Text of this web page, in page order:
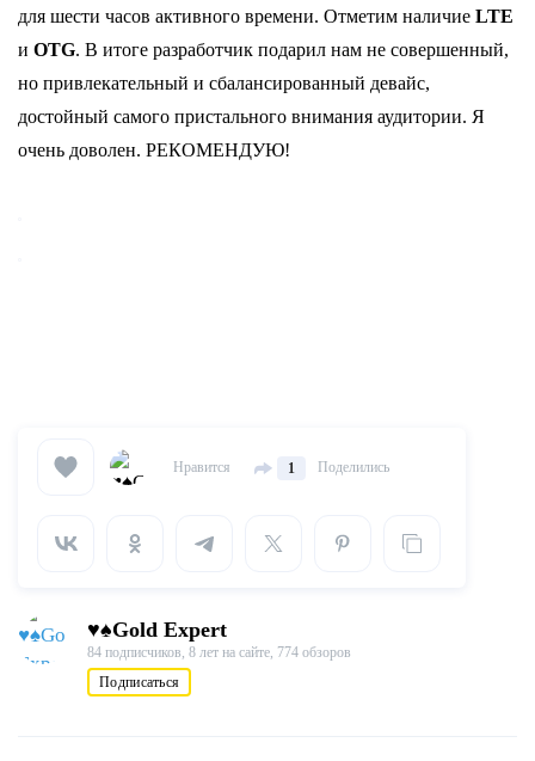
для шести часов активного времени. Отметим наличие LTE
и OTG. В итоге разработчик подарил нам не совершенный,
но привлекательный и сбалансированный девайс,
достойный самого пристального внимания аудитории. Я
очень доволен. РЕКОМЕНДУЮ!
Нравится 1 Поделились
♥♠Gold Expert
84 подписчиков, 8 лет на сайте, 774 обзоров
Подписаться